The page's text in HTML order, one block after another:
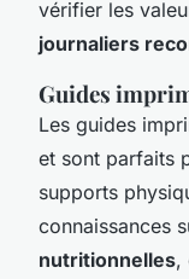
vérifier les
journaliers
Guides
Les guides
et sont parfaits
supports
connaissances
nutritionnelles,